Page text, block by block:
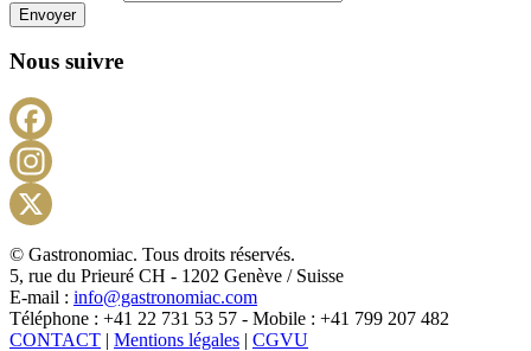
Envoyer
Nous suivre
X
© Gastronomiac. Tous droits réservés.
5, rue du Prieuré CH - 1202 Genève / Suisse
E-mail : info@gastronomiac.com
Téléphone : +41 22 731 53 57 - Mobile : +41 799 207 482
CONTACT | Mentions légales | CGVU